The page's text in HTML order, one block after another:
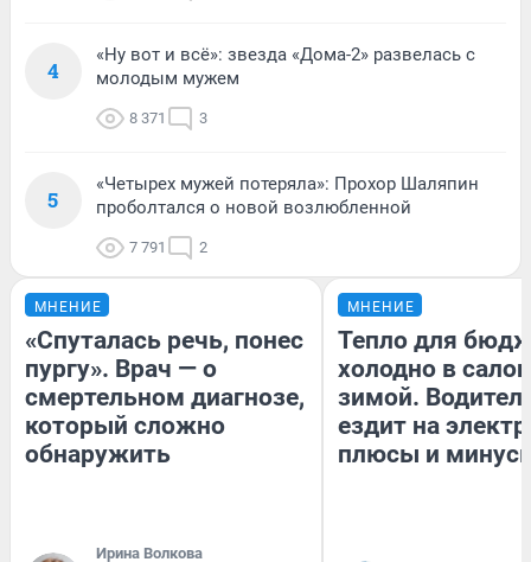
4
«Ну вот и всё»: звезда «Дома-2» развелась с
молодым мужем
8 371 3
5
«Четырех мужей потеряла»: Прохор Шаляпин
проболтался о новой возлюбленной
7 791 2
МНЕНИЕ
«Спуталась речь, понес
пургу». Врач — о
смертельном диагнозе,
который сложно
обнаружить
Ирина Волкова
МНЕНИЕ
Тепло для
холодно в
зимой.
ездит на
плюсы и